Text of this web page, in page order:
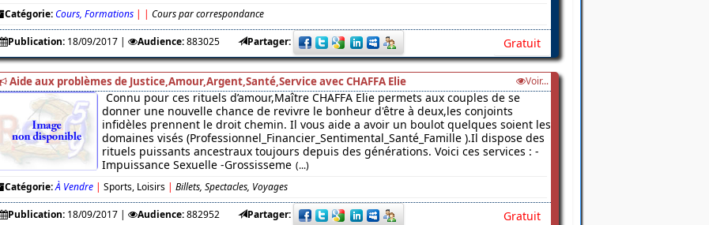
Catégorie: Cours, Formations | | Cours par correspondance
Publication: 18/09/2017| Audience: 883025 Partager: Gratuit
Aide aux problèmes de Justice,Amour,Argent,Santé,Service avec CHAFFA Elie Voir...
Connu pour ces rituels d’amour,Maître CHAFFA Elie permets aux couples de se
donner une nouvelle chance de revivre le bonheur d'être à deux,les conjoints
infidèles prennent le droit chemin. Il vous aide a avoir un boulot quelques soient les
domaines visés (Professionnel_Financier_Sentimental_Santé_Famille ).Il dispose des
rituels puissants ancestraux toujours depuis des générations. Voici ces services : -
Impuissance Sexuelle -Grossisseme (...)
Catégorie:À Vendre | Sports, Loisirs | Billets, Spectacles, Voyages
Publication: 18/09/2017| Audience: 882952 Partager: Gratuit